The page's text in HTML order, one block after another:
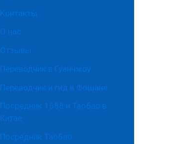
Контакты
О нас
Отзывы
Переводчик в Гуанчжоу
Переводчик и гид в Фошане
Посредник 1688 и Таобао в
Китае
Посредник Таобао